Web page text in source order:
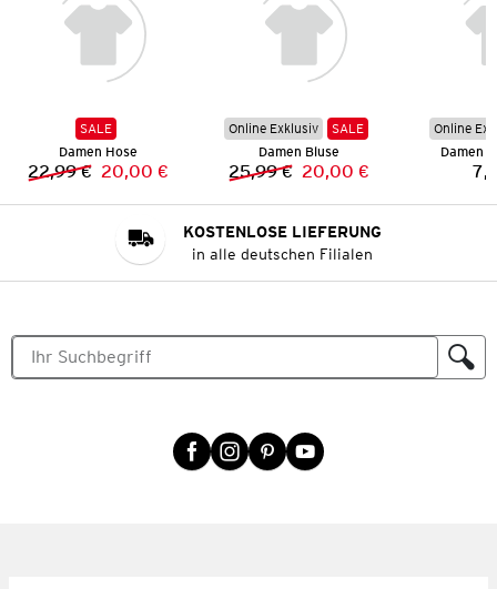
SALE
Damen Hose
Vorheriger Preis:
22,99 € Neuer Preis:
20,00 €
Online Exklusiv
SALE
Damen Bluse
Vorheriger Preis:
25,99 € Neuer Preis:
20,00 €
Online
Damen
KOSTENLOSE LIEFERUNG
in alle deutschen Filialen